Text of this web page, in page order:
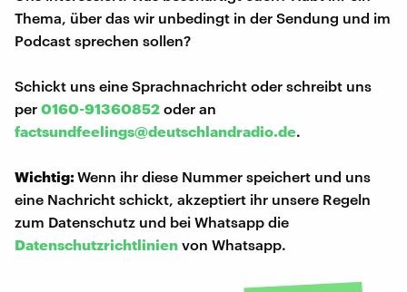
Thema, über das wir unbedingt in der Sendung und im
Podcast sprechen sollen?
Schickt uns eine Sprachnachricht oder schreibt uns
per 0160-91360852 oder an
factsundfeelings@deutschlandradio.de.
Wichtig:Wenn ihr diese Nummer speichert und uns
eine Nachricht schickt, akzeptiert ihr unsere Regeln
zum Datenschutz und bei Whatsapp die
Datenschutzrichtlinien von Whatsapp.